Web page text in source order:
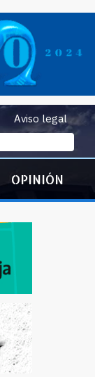
Aviso legal
OPINIÓN